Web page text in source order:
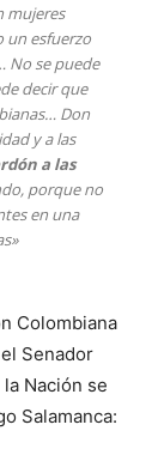
mujeres
un esfuerzo
No se puede
decir que
Don
y a las
a las
porque no
en una
Colombiana
Senador
Nación se
Salamanca: